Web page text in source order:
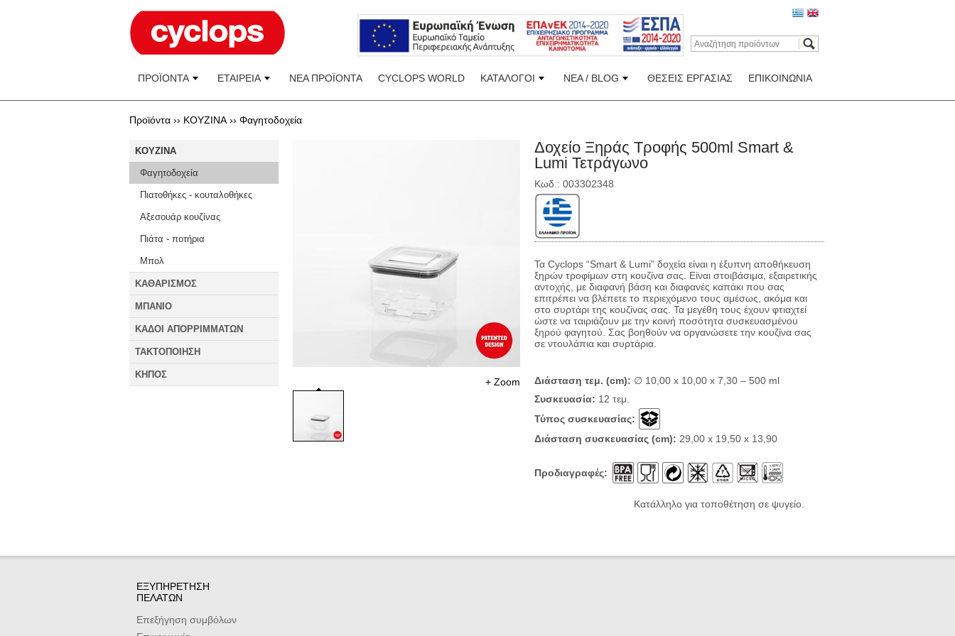
ΠΡΟΪΟΝΤΑ ΕΤΑΙΡΕΙΑ ΝΕΑ ΠΡΟΪΟΝΤΑ CYCLOPS WORLD ΚΑΤΑΛΟΓΟΙ ΝΕΑ / BLOG ΘΕΣΕΙΣ ΕΡΓΑΣΙΑΣ ΕΠΙΚΟΙΝΩΝΙΑ
Προϊόντα ›› KOYZINA ›› Φαγητοδοχεία
KOYZINA
Φαγητοδοχεία
Πιατοθήκες - κουταλοθήκες
Αξεσουάρ κουζίνας
Πιάτα - ποτήρια
Μπολ
ΚΑΘΑΡΙΣΜΟΣ
ΜΠΑΝΙΟ
ΚΑΔΟΙ ΑΠΟΡΡΙΜΜΑΤΩΝ
ΤΑΚΤΟΠΟΙΗΣΗ
ΚΗΠΟΣ
+ Zoom
Δοχείο Ξηράς Τροφής 500ml Smart &
Lumi Τετράγωνο
Κωδ.: 003302348
Τα Cyclops “Smart & Lumi” δοχεία είναι η έξυπνη αποθήκευση
ξηρών τροφίμων στη κουζίνα σας. Είναι στοιβάσιμα, εξαιρετικής
αντοχής, με διαφανή βάση και διαφανές καπάκι που σας
επιτρέπει να βλέπετε το περιεχόμενο τους αμέσως, ακόμα και
στο συρτάρι της κουζίνας σας. Τα μεγέθη τους έχουν φτιαχτεί
ώστε να ταιριάζουν με την κοινή ποσότητα συσκευασμένου
ξηρού φαγητού. Σας βοηθούν να οργανώσετε την κουζίνα σας
σε ντουλάπια και συρτάρια.
Διάσταση τεμ. (cm): ∅ 10 00 x 10 00 x 7 30 – 500 ml
Συσκευασία: 12 τεμ.
Τύπος συσκευασίας:
Διάσταση συσκευασίας (cm): 29,00 x 19,50 x 13,90
Προδιαγραφές:
Κατάλληλο για τοποθέτηση σε ψυγείο.
ΕΞΥΠΗΡΕΤΗΣΗ
ΠΕΛΑΤΩΝ
Επεξήγηση συμβόλων